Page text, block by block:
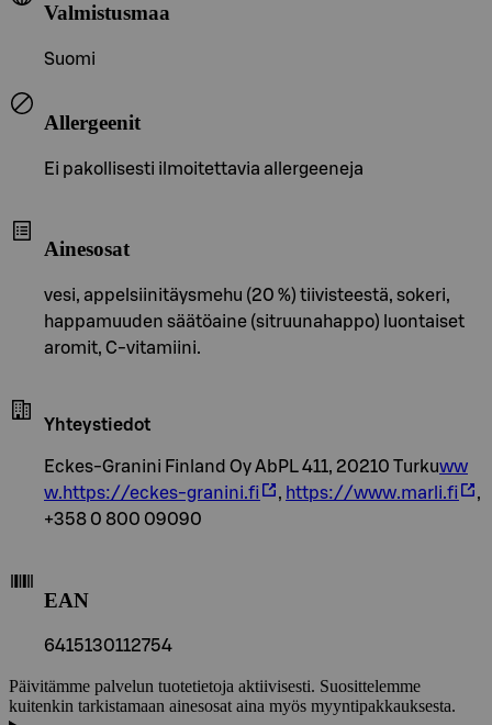
Valmistusmaa
Suomi
Allergeenit
Ei pakollisesti ilmoitettavia allergeeneja
Ainesosat
vesi, appelsiinitäysmehu (20 %) tiivisteestä, sokeri,
happamuuden säätöaine (sitruunahappo) luontaiset
aromit, C-vitamiini.
Yhteystiedot
Eckes-Granini Finland Oy AbPL 411, 20210 Turkuww
w.https://eckes-granini.fi
, https://www.marli.fi
,
+358 0 800 09090
EAN
6415130112754
Päivitämme palvelun tuotetietoja aktiivisesti. Suosittelemme
kuitenkin tarkistamaan ainesosat aina myös myyntipakkauksesta.